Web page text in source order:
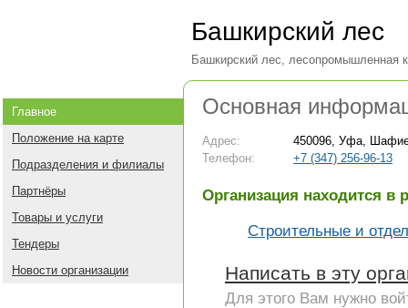
Башкирский лес
Башкирский лес, лесопромышленная
Главное
Положение на карте
Подразделения и филиалы
Партнёры
Товары и услуги
Тендеры
Новости организации
Основная
Адрес:
450096, Уфа,
Телефон:
+7 (347) 256-96-13
Организация находится в
Строительные и
Написать в эту
Для этого Вам нужно